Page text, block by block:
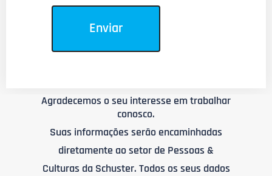
Agradecemos o seu interesse em trabalhar
conosco.
Suas informações serão encaminhadas
diretamente ao setor de Pessoas &
Culturas da Schuster. Todos os seus dados